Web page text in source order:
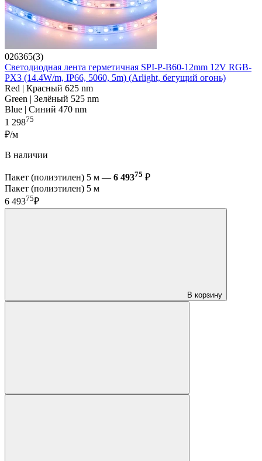
026365(3)
Светодиодная лента герметичная SPI-P-B60-12mm 12V RGB-
PX3 (14.4W/m, IP66, 5060, 5m) (Arlight, бегущий огонь)
Red | Красный 625 nm
Green | Зелёный 525 nm
Blue | Синий 470 nm
1 29875
₽/м
В наличии
Пакет (полиэтилен) 5 м — 6 49375 ₽
Пакет (полиэтилен) 5 м
6 49375₽
В корзину